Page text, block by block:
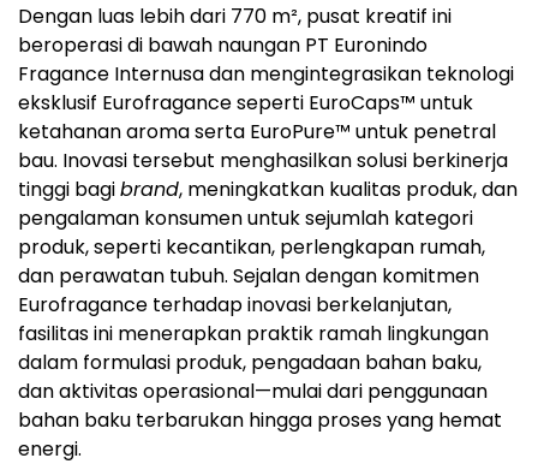
Dengan luas lebih dari 770 m², pusat kreatif ini
beroperasi di bawah naungan PT Euronindo
Fragance Internusa dan mengintegrasikan teknologi
eksklusif Eurofragance seperti EuroCaps™ untuk
ketahanan aroma serta EuroPure™ untuk penetral
bau. Inovasi tersebut menghasilkan solusi berkinerja
tinggi bagibrand, meningkatkan kualitas produk, dan
pengalaman konsumen untuk sejumlah kategori
produk, seperti kecantikan, perlengkapan rumah,
dan perawatan tubuh. Sejalan dengan komitmen
Eurofragance terhadap inovasi berkelanjutan,
fasilitas ini menerapkan praktik ramah lingkungan
dalam formulasi produk, pengadaan bahan baku,
dan aktivitas operasional—mulai dari penggunaan
bahan baku terbarukan hingga proses yang hemat
energi.